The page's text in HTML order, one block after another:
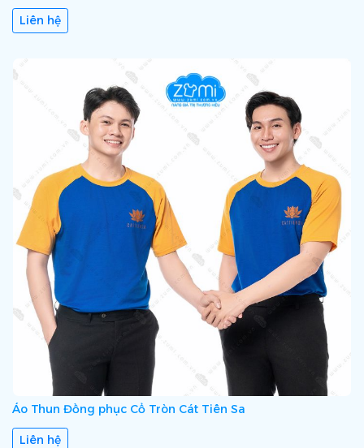
Liên hệ
Áo Thun Đồng phục Cổ Tròn Cát Tiên Sa
Liên hệ